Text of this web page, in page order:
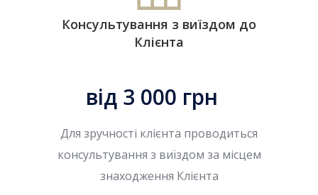
Консультування з виїздом до
Клієнта
від 3 000 грн
Для зручності клієнта проводиться
консультування з виїздом за місцем
знаходження Клієнта